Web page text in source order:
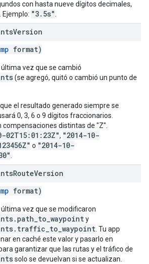
con hasta nueve dígitos decimales,
Ejemplo: "3.5s"
Version
format)
vez que se cambió
(se agregó, quitó o cambió un punto de
que el resultado generado siempre se
0, 3, 6 o 9 dígitos fraccionarios.
distintas de "Z".
02T15:01:23Z", "2014-10-
o "2014-10-
RouteVersion
format)
última vez que se modificaron
y
. Tu app
en caché este valor y pasarlo en
garantizar que las rutas y el tráfico de
solo se devuelvan si se actualizan.